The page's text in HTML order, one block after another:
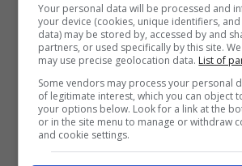
BONUS BENVENUTO GOLDBET:
Fino a 2050€ sport e
Per i nuovi registrati: 100% fino a
Scommesse + 50% del primo
2050€
Your personal data will be processed and
your device (cookies, unique identifiers,
data) may be stored by, accessed by and
partners, or used specifically by this site.
may use precise geolocation data. List of
Some vendors may process your personal
of legitimate interest, which you can object
your options below. Look for a link at the
or in the site menu to manage or withdraw
and cookie settings.